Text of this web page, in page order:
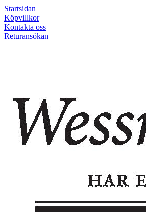
Startsidan
Köpvillkor
Kontakta oss
Returansökan